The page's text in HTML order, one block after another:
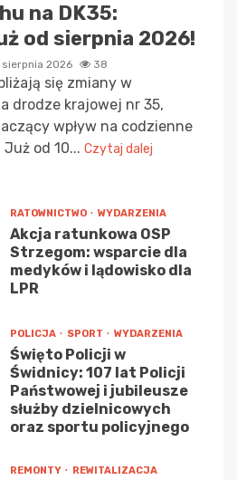
na DK35:
od sierpnia 2026!
sierpnia 2026 38
się zmiany w
drodze krajowej nr 35,
wpływ na codzienne
od 10... Czytaj dalej
RATOWNICTWO WYDARZENIA
Akcja ratunkowa OSP
Strzegom: wsparcie dla
medyków i lądowisko dla
LPR
POLICJA SPORT WYDARZENIA
Święto Policji w
Świdnicy: 107 lat Policji
Państwowej i jubileusze
służby dzielnicowych
oraz sportu policyjnego
REMONTY REWITALIZACJA